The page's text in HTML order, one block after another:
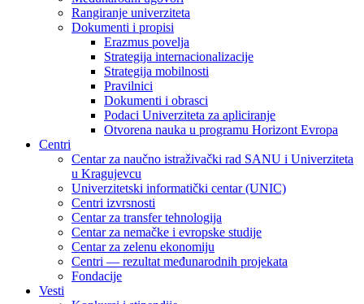
Rangiranje univerziteta
Dokumenti i propisi
Erazmus povelja
Strategija internacionalizacije
Strategija mobilnosti
Pravilnici
Dokumenti i obrasci
Podaci Univerziteta za apliciranje
Otvorena nauka u programu Horizont Evropa
Centri
Centar za naučno istraživački rad SANU i Univerziteta
u Kragujevcu
Univerzitetski informatički centar (UNIC)
Centri izvrsnosti
Centar za transfer tehnologija
Centar za nemačke i evropske studije
Centar za zelenu ekonomiju
Centri — rezultat međunarodnih projekata
Fondacije
Vesti